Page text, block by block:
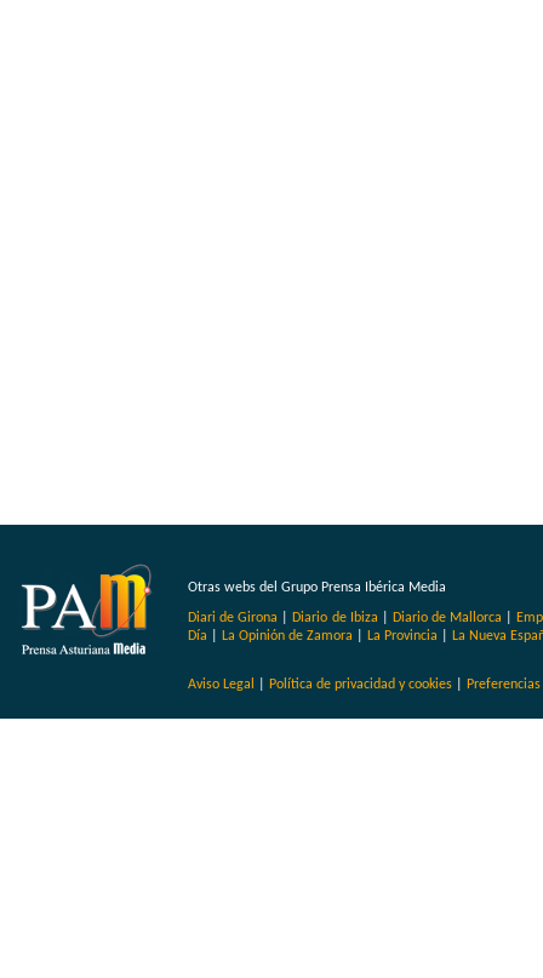
Otras webs del Grupo Prensa Ibérica Media
Diari de Girona Diario de Ibiza Diario de Mallorca
Día
La Opinión de Zamora La Provincia La Nueva
Aviso Legal Política de privacidad y cookies